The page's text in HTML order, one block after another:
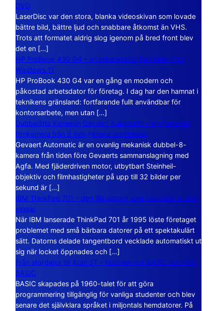
DVD
LaserDisc var den stora, blanka videoskivan som lovade
bättre bild, bättre ljud och snabbare åtkomst än VHS.
Trots att formatet aldrig slog igenom på bred front blev
det en […]
HP ProBook 430 G4 – en arbetsdator från tiden före
Windows 11
HP ProBook 430 G4 var en gång en modern och
påkostad arbetsdator för företag. I dag har den hamnat i
teknikens gränsland: fortfarande fullt användbar för
kontorsarbete, men utan […]
Dubbelåtta Kameran Gevaert Automatic – en mekanisk
filmkamera från 8 mm-filmens storhetstid
Gevaert Automatic är en ovanlig mekanisk dubbel-8-
kamera från tiden före Gevaerts sammanslagning med
Agfa. Med fjäderdriven motor, utbytbart Steinheil-
objektiv och filmhastigheter på upp till 32 bilder per
sekund är […]
IBM ThinkPad 701 – den lilla datorn som vecklade ut sina
vingar
När IBM lanserade ThinkPad 701 år 1995 löste företaget
problemet med små bärbara datorer på ett spektakulärt
sätt. Datorns delade tangentbord vecklade automatiskt ut
sig när locket öppnades och […]
Från stordator till Atari ST – historien om BASIC och GFA
BASIC
BASIC skapades på 1960-talet för att göra
programmering tillgänglig för vanliga studenter och blev
senare det självklara språket i miljontals hemdatorer. På